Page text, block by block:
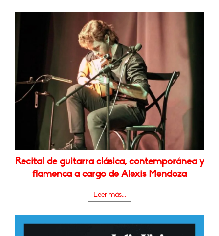
Recital de guitarra clásica, contemporánea y
flamenca a cargo de Alexis Mendoza
Leer más...